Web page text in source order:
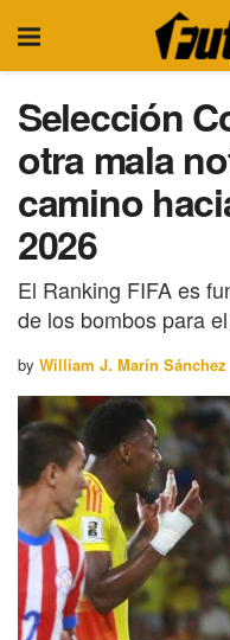
Selección
otra mala
camino
2026
El Ranking FIFA es
de los bombos para
by William J. Marín Sánchez